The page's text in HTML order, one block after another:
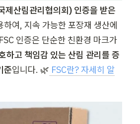
제산림관리협의회) 인증을 받은
하여, 지속 가능한 포장재 생산에
인증은 단순한 친환경 마크가
하고 책임감 있는 산림 관리를 증
준입니다. 🌿 FSC란? 자세히 알